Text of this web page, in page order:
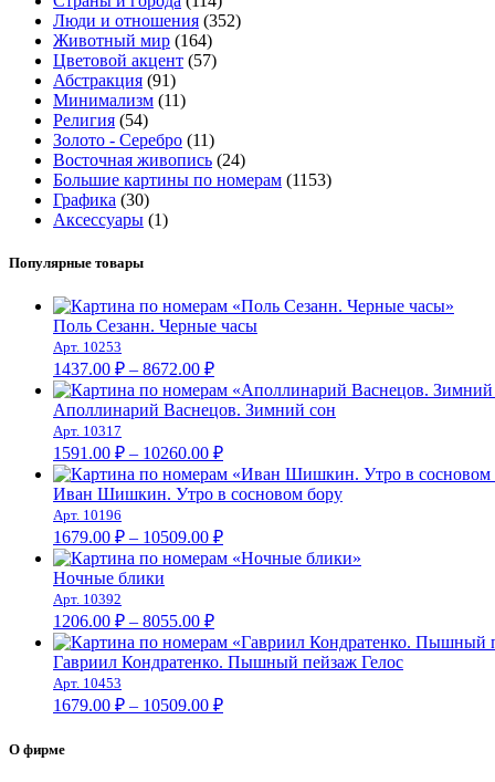
Люди и отношения (352)
Животный мир (164)
Цветовой акцент (57)
Абстракция (91)
Минимализм (11)
Религия (54)
Золото - Серебро (11)
Восточная живопись (24)
Большие картины по номерам (1153)
Графика (30)
Аксессуары (1)
Популярные товары
Поль Сезанн. Черные часы
Арт. 10253
1437.00 ₽ – 8672.00 ₽Диапазон
цен:
1437.00 ₽
8672.00 ₽
Аполлинарий Васнецов. Зимний сон
Арт. 10317
1591.00 ₽ – 10260.00 ₽Диапазон
цен:
1591.00 ₽
10260.00 ₽
Иван Шишкин. Утро в сосновом бору
Арт. 10196
1679.00 ₽ – 10509.00 ₽Диапазон
цен:
Ночные блики
Арт. 10392
1206.00 ₽ – 8055.00 ₽Диапазон
цен:
1206.00 ₽
8055.00 ₽
Гавриил Кондратенко. Пышный пейзаж Гелос
Арт. 10453
1679.00 ₽ – 10509.00 ₽Диапазон
О фирме